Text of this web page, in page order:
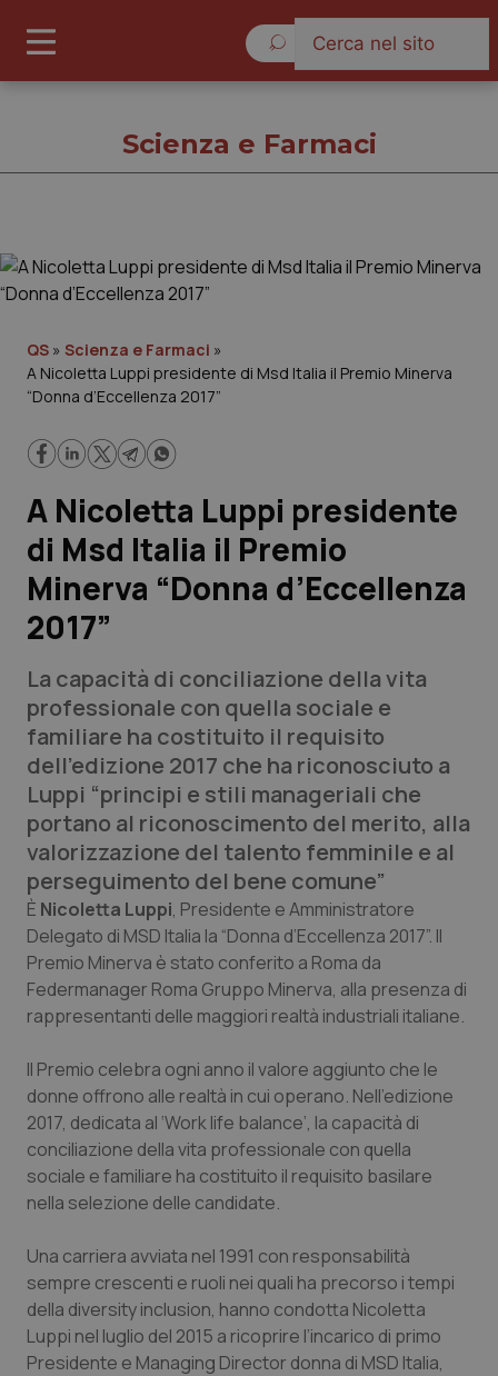
Governo e Parlamento
Regioni e Asl
Lavoro e Professioni
Scienza e Farmaci
Studi e Analisi
Lettere al direttore
Edizioni Regionali
QS Pro
Professionisti Sanitari.AI
Abruzzo
Basilicata
Calabria
Campania
Emilia-Romagna
Friuli Venezia Giulia
Lazio
Liguria
Lombardia
QS Pro Gold
Artrite & artrosi
Asma & BPCO
Car-T
Colesterolo & coronaropatie
Dermatite Atopica
Diabete & glucometri
Disturbi dell’umore
Dolore
QS Club Newsletter
Scienza e Farmaci
QS » Scienza e Farmaci »
A Nicoletta Luppi presidente di Msd Italia il Premio Minerva
“Donna d’Eccellenza 2017”
A Nicoletta Luppi presidente
di Msd Italia il Premio
Minerva “Donna d’Eccellenza
2017”
La capacità di conciliazione della vita
professionale con quella sociale e
familiare ha costituito il requisito
dell'edizione 2017 che ha riconosciuto a
Luppi “principi e stili manageriali che
portano al riconoscimento del merito, alla
valorizzazione del talento femminile e al
perseguimento del bene comune”
È Nicoletta Luppi, Presidente e Amministratore
Delegato di MSD Italia la “Donna d’Eccellenza 2017”. Il
Premio Minerva è stato conferito a Roma da
Federmanager Roma Gruppo Minerva, alla presenza di
rappresentanti delle maggiori realtà industriali italiane.
Il Premio celebra ogni anno il valore aggiunto che le
donne offrono alle realtà in cui operano. Nell’edizione
2017, dedicata al ‘Work life balance’, la capacità di
conciliazione della vita professionale con quella
sociale e familiare ha costituito il requisito basilare
nella selezione delle candidate.
Una carriera avviata nel 1991 con responsabilità
sempre crescenti e ruoli nei quali ha precorso i tempi
della diversity inclusion, hanno condotta Nicoletta
Luppi nel luglio del 2015 a ricoprire l’incarico di primo
Presidente e Managing Director donna di MSD Italia,